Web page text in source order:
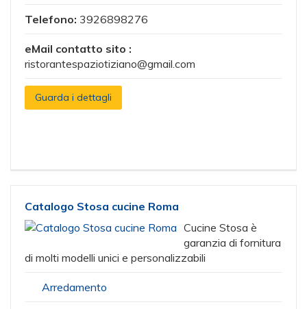
Telefono: 3926898276
eMail contatto sito :
ristorantespaziotiziano@gmail.com
Guarda i dettagli
Catalogo Stosa cucine Roma
Cucine Stosa è
garanzia di fornitura
di molti modelli unici e personalizzabili
Arredamento